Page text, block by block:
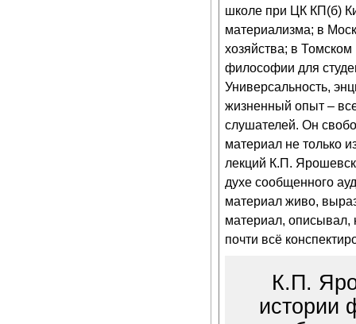
школе при ЦК КП(б)
материализма; в
хозяйства; в Томском
философии для
Универсальность,
жизненный опыт –
слушателей. Он
материал не только
лекций К.П.
духе сообщенного
материал живо,
материал, описывал,
почти всё
К.П.
истории